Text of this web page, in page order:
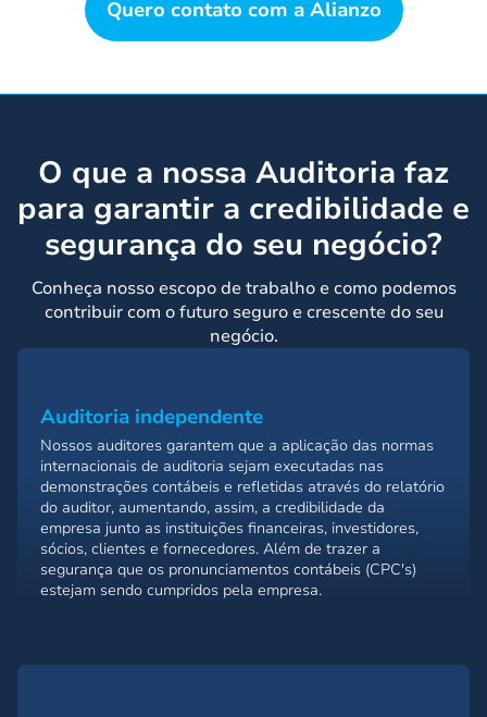
Quero contato com a Alianzo
O que a nossa Auditoria faz
para garantir a credibilidade e
segurança do seu negócio?
Conheça nosso escopo de trabalho e como podemos
contribuir com o futuro seguro e crescente do seu
negócio.
Auditoria independente
Nossos auditores garantem que a aplicação das normas
internacionais de auditoria sejam executadas nas
demonstrações contábeis e refletidas através do relatório
do auditor, aumentando, assim, a credibilidade da
empresa junto as instituições financeiras, investidores,
sócios, clientes e fornecedores. Além de trazer a
segurança que os pronunciamentos contábeis (CPC's)
estejam sendo cumpridos pela empresa.